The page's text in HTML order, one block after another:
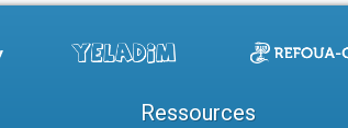
Ressources